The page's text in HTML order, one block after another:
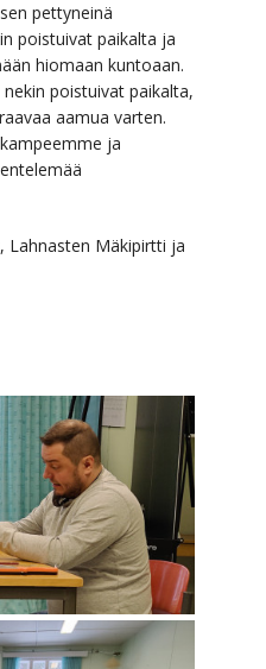
pettyneinä
poistuivat paikalta ja
hiomaan kuntoaan.
poistuivat paikalta,
aamua varten.
ja
Lahnasten Mäkipirtti ja